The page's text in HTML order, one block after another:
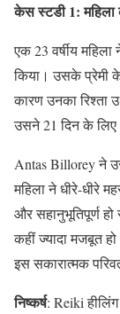
केस स्टडी 1:
एक 23 वर्षीय
किया। उसके प्रेमी
कारण उनका
उसने 21 दिन के लिए
Antas Billorey ने
महिला ने धीरे-धीरे
और सहानुभूतिपूर्ण
कहीं ज्यादा मजबूत
इस सकारात्मक
निष्कर्ष: Reiki